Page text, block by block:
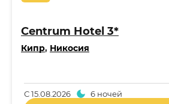
Centrum Hotel 3*
Кипр, Никосия
С15.08.2026 6 ночей